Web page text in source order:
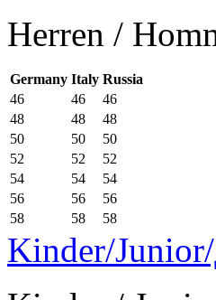
Herren /
Germany Italy Russia
46
46
46
48
48
48
50
50
50
52
52
52
54
54
54
56
56
56
58
58 58
Kinder/